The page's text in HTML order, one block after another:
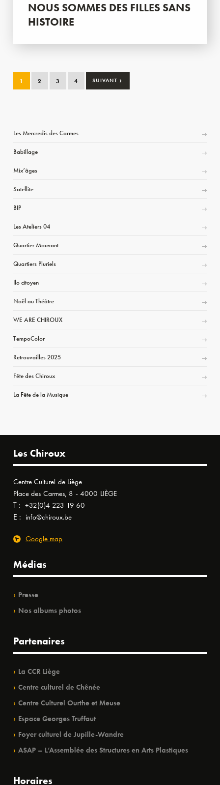
NOUS SOMMES DES FILLES SANS
HISTOIRE
1 2 3 4 SUIVANT ›
Les Mercredis des Carmes
Babillage
Mix’âges
Satellite
BIP
Les Ateliers 04
Quartier Mouvant
Quartiers Pluriels
Ilo citoyen
Noël au Théâtre
WE ARE CHIROUX
TempoColor
Retrouvailles 2025
Fête des Chiroux
La Fête de la Musique
Les Chiroux
Centre Culturel de Liège
Place des Carmes, 8 - 4000 LIÈGE
T : +32(0)4 223 19 60
E : info@chiroux.be
Google map
Médias
Presse
Nos albums photos
Partenaires
La CCR Liège
Centre culturel de Chênée
Centre Culturel Ourthe et Meuse
Espace Georges Truffaut
Foyer culturel de Jupille-Wandre
ASAP – L’Assemblée des Structures en Arts Plastiques
Horaires